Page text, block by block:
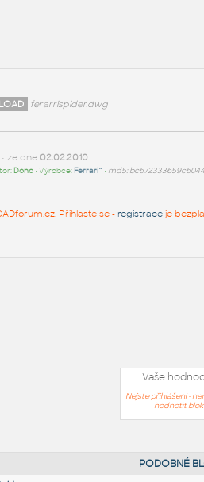
ferarrispider.dwg
ze dne 02.02.2010
Dono• Výrobce: Ferrari^ • md5:
Přihlaste se - registraceje
Vaše
Nejste přihlášeni -
hodnotit blok